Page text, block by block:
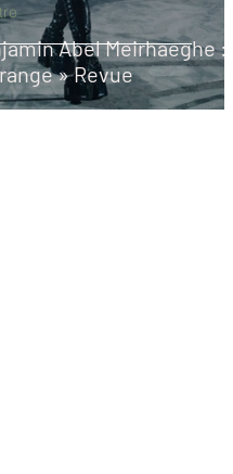
Abel Meirhaeghe : A
» Revue